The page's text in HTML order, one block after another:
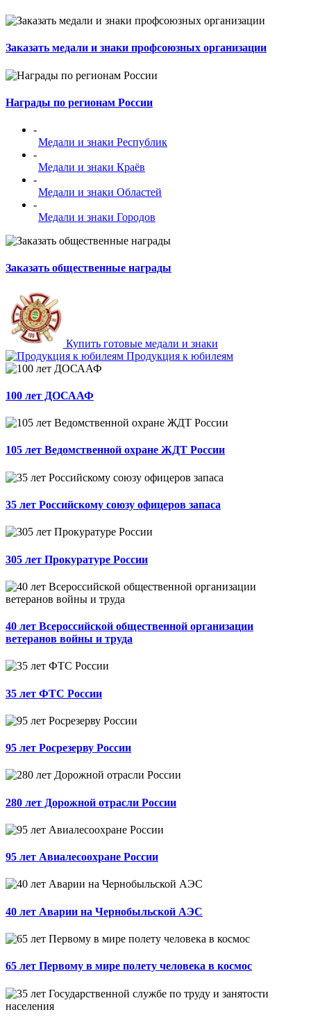
Заказать медали и знаки профсоюзных организации
Награды по регионам России
-
Медали и знаки Республик
-
Медали и знаки Краёв
-
Медали и знаки Областей
-
Медали и знаки Городов
Заказать общественные награды
Купить готовые медали и знаки
Продукция к юбилеям
100 лет ДОСААФ
105 лет Ведомственной охране ЖДТ России
35 лет Российскому союзу офицеров запаса
305 лет Прокуратуре России
40 лет Всероссийской общественной организации
ветеранов войны и труда
35 лет ФТС России
95 лет Росрезерву России
280 лет Дорожной отрасли России
95 лет Авиалесоохране России
40 лет Аварии на Чернобыльской АЭС
65 лет Первому в мире полету человека в космос